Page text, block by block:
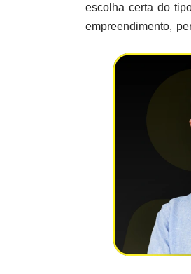
escolha certa do
empreendimento,